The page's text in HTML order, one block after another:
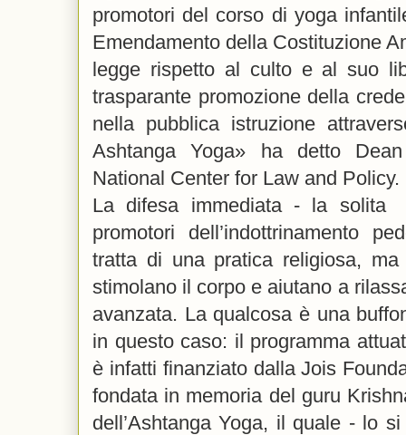
promotori del corso di yoga
Emendamento della Costituzione
legge rispetto al culto e al suo
trasparante promozione della
nella pubblica istruzione
Ashtanga Yoga» ha detto
National Center for Law and Policy.
La difesa immediata - la
promotori dell’indottrinamento
tratta di una pratica religiosa,
stimolano il corpo e aiutano a
avanzata. La qualcosa è una
in questo caso: il programma
è infatti finanziato dalla Jois
fondata in memoria del guru
dell’Ashtanga Yoga, il quale - lo